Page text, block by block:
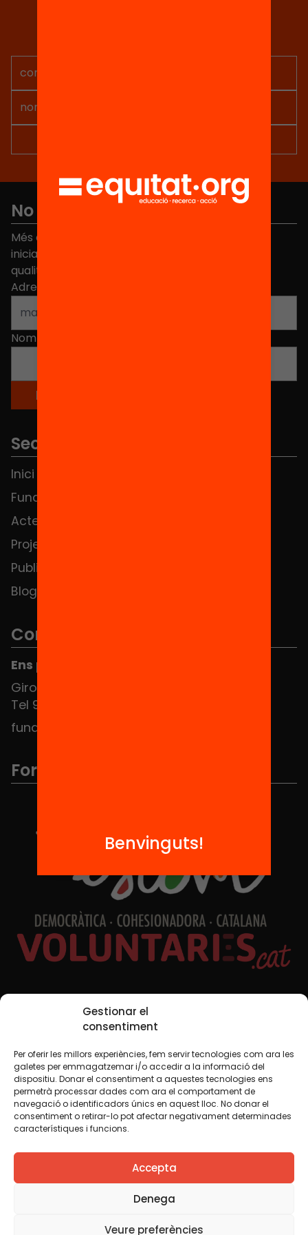
Gestionar el
consentiment
Per oferir les millors experiències, fem servir tecnologies com ara les
galetes per emmagatzemar i/o accedir a la informació del
dispositiu. Donar el consentiment a aquestes tecnologies ens
permetrà processar dades com ara el comportament de
navegació o identificadors únics en aquest lloc. No donar el
consentiment o retirar-lo pot afectar negativament determinades
característiques i funcions.
Accepta
Denega
Veure preferències
No et perdis res
Més de 40.000 persones ja han triat Equitat. Rep
iniciatives, propostes i projectes per millorar la
qualitat de l'educació a Catalunya.
Adreça electrònica
Nom
Seccions
Inici
Fundació
Actes
Projectes
Publicacions i vídeos
Blog
Contacte
Ens pots trobar al Hub Social
Girona 34, interior 08010 Barcelona
Tel 934 588 700
fundacio@equitat.org
Formem part de...
Xarxes Socials
TWT YTB IG FB IN
Avís legalPolítica de cookies
Creiem que el coneixement s’ha de compartir. Per això
fem servir una llicència Creative Commons, llevat que en
algun material indiquem el contrari. Us animem a copiar,
redistribuir, remesclar o transformar i crear els continguts
comercial. Només us demanem que reconegueu
Benvinguts!